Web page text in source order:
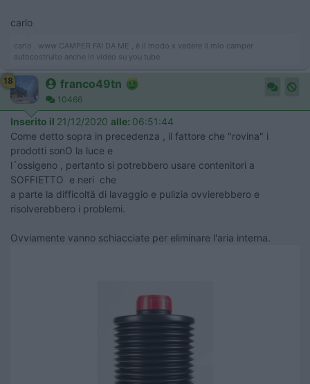
carlo
carlo . www CAMPER FAI DA ME , è il modo x vedere il mio camper
autocostruito anche in video su you tube
18 franco49tn
10466
Inserito il 21/12/2020 alle: 06:51:44
Come detto sopra in precedenza , il fattore che "rovina" i
prodotti sonO la luce e
l´ossigeno , pertanto si potrebbero usare contenitori a
SOFFIETTO e neri che
a parte la difficoltä di lavaggio e pulizia ovvierebbero e
risolverebbero i problemi.
Ovviamente vanno schiacciate per eliminare l'aria interna.